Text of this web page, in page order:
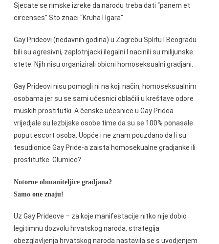
Sjecate se rimske izreke da narodu treba dati “panem et
circenses” Sto znaci “Kruha I Igara”
Gay Prideovi (nedavnih godina) u Zagrebu Splitu I Beogradu
bili su agresivni, zaplotnjacki ilegalni I nacinili su milijunske
stete. Njih nisu organizirali obicni homoseksualni gradjani.
Gay Prideovi nisu pomogli ni na koji način, homoseksualnim
osobama jer su se sami učesnici oblačili u kreštave odore
muskih prostitutki. A čenske učesnice u Gay Pridea
vrijedjale su lezbijske osobe time da su se 100% ponasale
poput escort osoba. Uopće i ne znam pouzdano da li su
tesudionice Gay Pride-a zaista homosekualne gradjanke ili
prostitutke. Glumice?
Notorne obmaniteljice gradjana?
Samo one znaju!
Uz Gay Prideove – za koje manifestacije nitko nije dobio
legitimnu dozvolu hrvatskog naroda, strategija
obezglavljenja hrvatskog naroda nastavila se s uvodjenjem